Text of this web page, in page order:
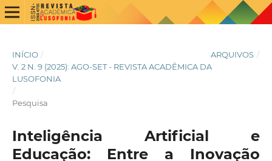
INÍCIO / ARQUIVOS /
V. 2 N. 9 (2025): AGO-SET - REVISTA ACADÊMICA DA
LUSOFONIA
/
Pesquisa
Inteligência Artificial e
Educação: Entre a Inovação